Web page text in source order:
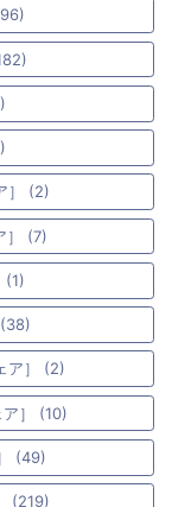
］ (2)
］ (7)
(1)
ア］ (2)
ア］ (10)
(49)
(219)